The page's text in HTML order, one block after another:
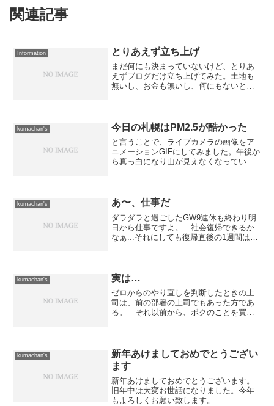
関連記事
Information とりあえず立ち上げ
まだ何にも決まっていないけど、とりあ
えずブログだけ立ち上げてみた。土地も
無いし、お金も無いし、何にもないとこ
と思っております。 現在...
kumachan's 今日の札幌はPM2.5が酷かった
と言うことで、ライブカメラの画像をア
ニメーションGIFにしてみました。午後か
ら真っ白になり山が見えなくなっている
クリックして拡...
kumachan's あ〜、仕事だ
ダラダラと過ごしたGW9連休も終わり明
日から仕事ですよ。 社会復帰できるか
なぁ...それにしても復帰直後の1週間はと
らない。 その上...
kumachan's 実は…
ゼロからのやり直しを判断したときの上
司は、前の部署の上司でもあった方であ
る。 それ以前から、ボクのことを買っ
のは間違いのないところ。...
kumachan's
新年あけましておめでとうござい
ます
新年あけましておめでとうございます。
旧年中は大変お世話になりました。今年
もよろしくお願い致します。